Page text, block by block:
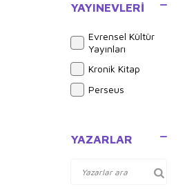
YAYINEVLERI
Evrensel Kültür
Yayınları
Kronik Kitap
Perseus
YAZARLAR